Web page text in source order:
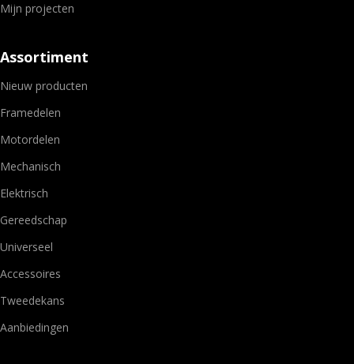
Mijn projecten
Assortiment
Nieuw producten
Framedelen
Motordelen
Mechanisch
Elektrisch
Gereedschap
Universeel
Accessoires
Tweedekans
Aanbiedingen